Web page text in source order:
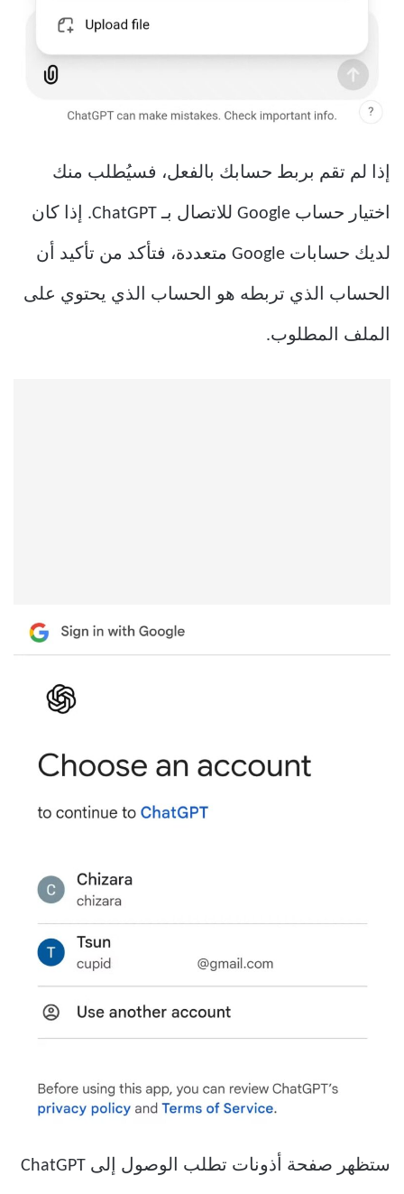
إذا لم تقم بربط حسابك بالفعل، فسيُطلب منك
اختيار حساب Google للاتصال بـ ChatGPT. إذا كان
لديك حسابات Google متعددة، فتأكد من تأكيد أن
الحساب الذي تربطه هو الحساب الذي يحتوي على
الملف المطلوب.
ستظهر صفحة أذونات تطلب الوصول إلى ChatGPT